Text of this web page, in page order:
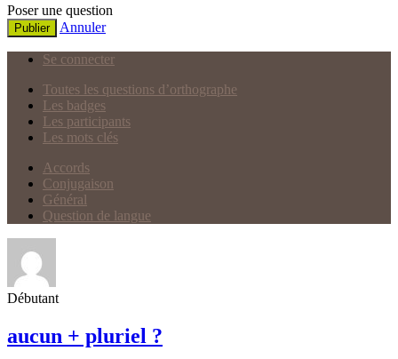
Poser une question
Publier Annuler
Se connecter
Toutes les questions d’orthographe
Les badges
Les participants
Les mots clés
Accords
Conjugaison
Général
Question de langue
Débutant
aucun + pluriel ?